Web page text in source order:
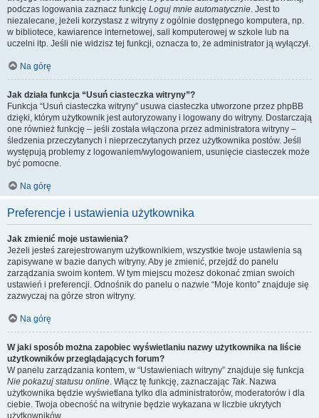
podczas logowania zaznacz funkcję Loguj mnie automatycznie. Jest to
niezalecane, jeżeli korzystasz z witryny z ogólnie dostępnego komputera, np.
w bibliotece, kawiarence internetowej, sali komputerowej w szkole lub na
uczelni itp. Jeśli nie widzisz tej funkcji, oznacza to, że administrator ją wyłączył.
Na górę
Jak działa funkcja “Usuń ciasteczka witryny”?
Funkcja “Usuń ciasteczka witryny” usuwa ciasteczka utworzone przez phpBB
dzięki, którym użytkownik jest autoryzowany i logowany do witryny. Dostarczają
one również funkcję – jeśli została włączona przez administratora witryny –
śledzenia przeczytanych i nieprzeczytanych przez użytkownika postów. Jeśli
występują problemy z logowaniem/wylogowaniem, usunięcie ciasteczek może
być pomocne.
Na górę
Preferencje i ustawienia użytkownika
Jak zmienić moje ustawienia?
Jeżeli jesteś zarejestrowanym użytkownikiem, wszystkie twoje ustawienia są
zapisywane w bazie danych witryny. Aby je zmienić, przejdź do panelu
zarządzania swoim kontem. W tym miejscu możesz dokonać zmian swoich
ustawień i preferencji. Odnośnik do panelu o nazwie “Moje konto” znajduje się
zazwyczaj na górze stron witryny.
Na górę
W jaki sposób można zapobiec wyświetlaniu nazwy użytkownika na liście
użytkowników przeglądających forum?
W panelu zarządzania kontem, w “Ustawieniach witryny” znajduje się funkcja
Nie pokazuj statusu online. Włącz tę funkcję, zaznaczając Tak. Nazwa
użytkownika będzie wyświetlana tylko dla administratorów, moderatorów i dla
ciebie. Twoja obecność na witrynie będzie wykazana w liczbie ukrytych
użytkowników.